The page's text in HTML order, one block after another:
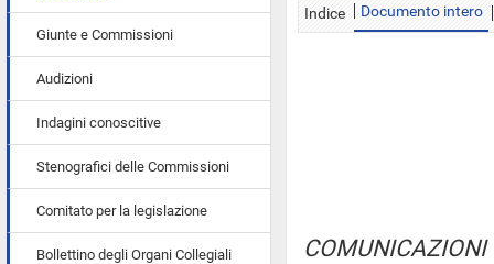
Giunte e Commissioni
Audizioni
Indagini conoscitive
Stenografici delle Commissioni
Comitato per la legislazione
Bollettino degli Organi Collegiali
Indice Documento intero
COMUNICAZIONI